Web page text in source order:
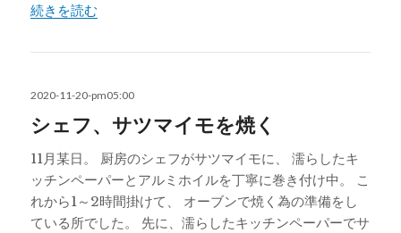
続きを読む
投
日:
2020-11-20-pm05:00
シェフ、サツマイモを焼く
11月某日。 厨房のシェフがサツマイモに、 濡らしたキ
ッチンペーパーとアルミホイルを丁寧に巻き付け中。 こ
れから1～2時間掛けて、 オーブンで焼く為の準備をし
ている所でした。 先に、濡らしたキッチンペーパーでサ